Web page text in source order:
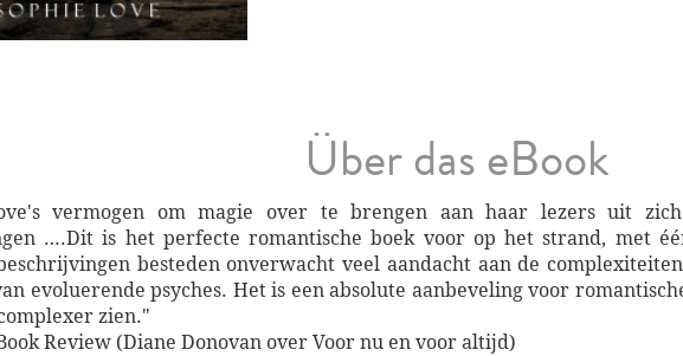
Über das eBook
vermogen om magie over te brengen aan haar lezers uit
….Dit is het perfecte romantische boek voor op het strand, met
besteden onverwacht veel aandacht aan de
evoluerende psyches. Het is een absolute aanbeveling voor
zien."
Review (Diane Donovan over Voor nu en voor altijd)